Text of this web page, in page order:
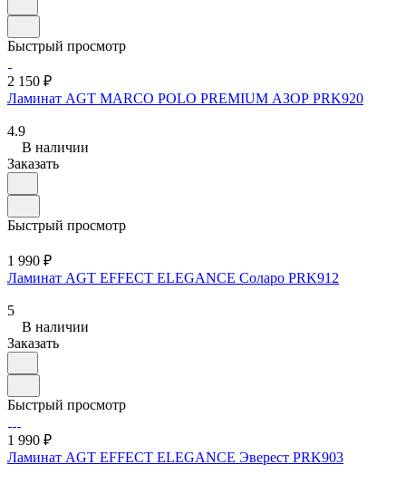
Быстрый просмотр
2 150 ₽
Ламинат AGT MARСO POLO PREMIUM АЗОР PRK920
4.9
В наличии
Заказать
Быстрый просмотр
1 990 ₽
Ламинат AGT EFFECT ELEGANCE Соларо PRK912
5
В наличии
Заказать
Быстрый просмотр
1 990 ₽
Ламинат AGT EFFECT ELEGANCE Эверест PRK903